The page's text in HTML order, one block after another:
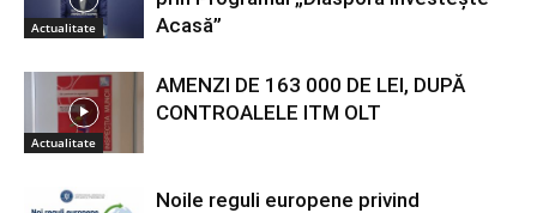
Actualitate
Acasă”
Actualitate
AMENZI DE 163 000 DE LEI, DUPĂ
CONTROALELE ITM OLT
Noile reguli europene privind